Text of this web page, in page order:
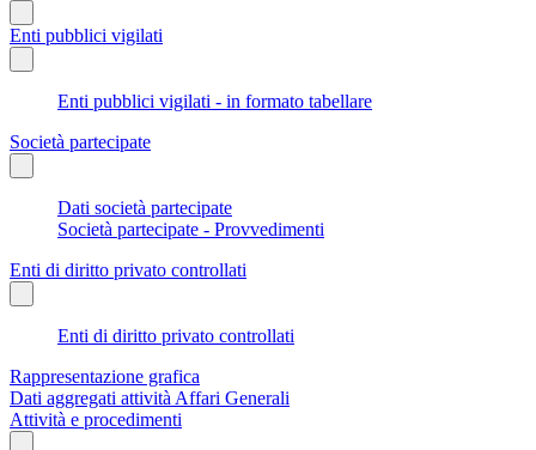
Enti pubblici vigilati
Enti pubblici vigilati - in formato tabellare
Società partecipate
Dati società partecipate
Società partecipate - Provvedimenti
Enti di diritto privato controllati
Enti di diritto privato controllati
Rappresentazione grafica
Dati aggregati attività Affari Generali
Attività e procedimenti